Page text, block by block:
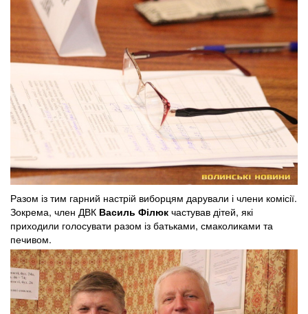
Разом із тим гарний настрій виборцям дарували і члени комісії.
Зокрема, член ДВК Василь Філюк частував дітей, які
приходили голосувати разом із батьками, смаколиками та
печивом.